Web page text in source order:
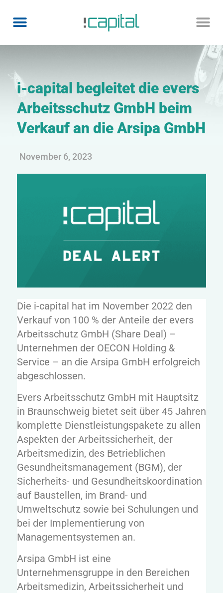
i-capital begleitet die evers
Arbeitsschutz GmbH beim
Verkauf an die Arsipa GmbH
November 6, 2023
Die i-capital hat im November 2022 den
Verkauf von 100 % der Anteile der evers
Arbeitsschutz GmbH (Share Deal) –
Unternehmen der OECON Holding &
Service – an die Arsipa GmbH erfolgreich
abgeschlossen.
Evers Arbeitsschutz GmbH mit Hauptsitz
in Braunschweig bietet seit über 45 Jahren
komplette Dienstleistungspakete zu allen
Aspekten der Arbeitssicherheit, der
Arbeitsmedizin, des Betrieblichen
Gesundheitsmanagement (BGM), der
Sicherheits- und Gesundheitskoordination
auf Baustellen, im Brand- und
Umweltschutz sowie bei Schulungen und
bei der Implementierung von
Managementsystemen an.
Arsipa GmbH ist eine
Unternehmensgruppe in den Bereichen
Arbeitsmedizin, Arbeitssicherheit und